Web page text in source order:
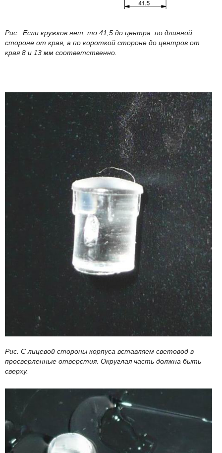
Рис. Если кружков нет, то 41,5 до центра по длинной
стороне от края, а по короткой стороне до центров от
края 8 и 13 мм соответственно.
Рис. С лицевой стороны корпуса вставляем световод в
просверленные отверстия. Округлая часть должна быть
сверху.